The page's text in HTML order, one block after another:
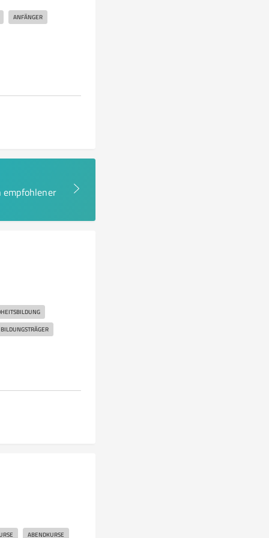
ANFÄNGER
empfohlener
BILDUNGSTRÄGER
ABENDKURSE